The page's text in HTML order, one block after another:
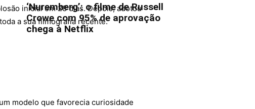
inicial em 28 dias. Depois, adotou
a sua filmografia recente.
modelo que favorecia curiosidade
‘Nuremberg’: o filme de Russell
Crowe com 95% de aprovação
chega à Netflix